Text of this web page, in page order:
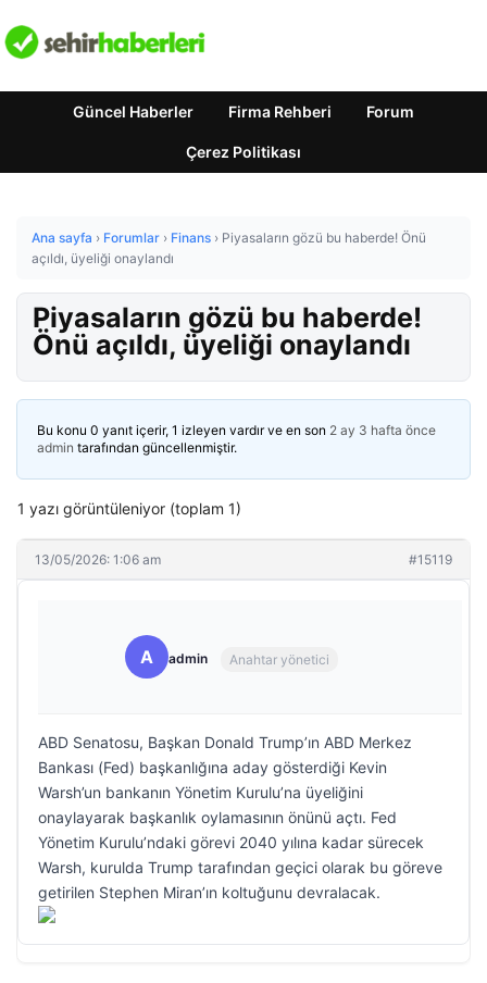
Güncel Haberler Firma Rehberi Forum
Çerez Politikası
Ana sayfa › Forumlar › Finans › Piyasaların gözü bu haberde! Önü
açıldı, üyeliği onaylandı
Piyasaların gözü bu haberde!
Önü açıldı, üyeliği onaylandı
Bu konu 0 yanıt içerir, 1 izleyen vardır ve en son 2 ay 3 hafta önce
admin tarafından güncellenmiştir.
1 yazı görüntüleniyor (toplam 1)
13/05/2026: 1:06 am #15119
A admin Anahtar yönetici
ABD Senatosu, Başkan Donald Trump’ın ABD Merkez
Bankası (Fed) başkanlığına aday gösterdiği Kevin
Warsh’un bankanın Yönetim Kurulu’na üyeliğini
onaylayarak başkanlık oylamasının önünü açtı. Fed
Yönetim Kurulu’ndaki görevi 2040 yılına kadar sürecek
Warsh, kurulda Trump tarafından geçici olarak bu göreve
getirilen Stephen Miran’ın koltuğunu devralacak.